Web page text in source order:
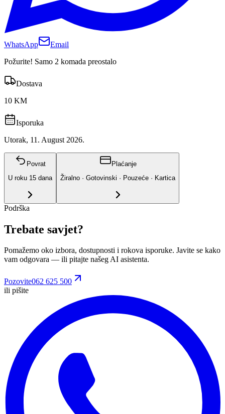
WhatsApp
Email
Požurite! Samo 2 komada preostalo
Dostava
10 KM
Isporuka
Utorak, 11. August 2026.
Povrat
U roku 15 dana
Plaćanje
Žiralno · Gotovinski · Pouzeće · Kartica
Podrška
Trebate savjet?
Pomažemo oko izbora, dostupnosti i rokova isporuke. Javite se kako
vam odgovara — ili pitajte našeg AI asistenta.
Pozovite062 625 500
ili pišite